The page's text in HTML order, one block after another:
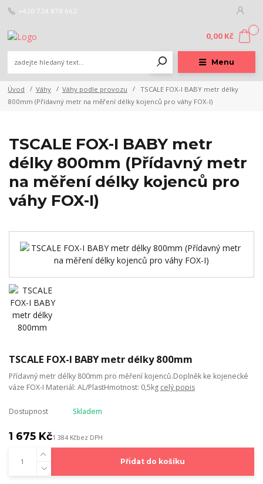
Menu
+420 724 878 662
0
0,00 Kč
Úvod Váhy Váhy podle provozu
TSCALE FOX-I BABY metr délky
800mm (Přídavný metr na měření délky kojenců pro váhy FOX-I)
TSCALE FOX-I BABY metr
délky 800mm (Přídavný metr
na měření délky kojenců pro
váhy FOX-I)
TSCALE FOX-I BABY metr délky 800mm
Přídavný metr délky 800mm pro měření kojenců.Doplněk ke kojenecké
váze FOX-I Materiál: AL/PlastHmotnost: 0,5kg celý popis
Dostupnost Skladem
1 675 Kč1 384 Kčbez DPH
Přidat do košíku